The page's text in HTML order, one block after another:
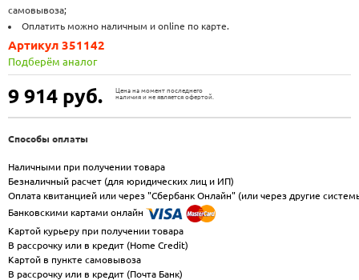
самовывоза;
Оплатить можно наличным и online по карте.
9 914 руб.
Цена на момент последнего
наличия и не является офертой.
Артикул 351142
Подберём аналог
Способы оплаты
Наличными при получении товара
Безналичный расчет (для юридических лиц и ИП)
Оплата квитанцией или через "Сбербанк Онлайн" (или через другие
Банковскими картами онлайн
Картой курьеру при получении товара
В рассрочку или в кредит (Home Credit)
Картой в пункте самовывоза
В рассрочку или в кредит (Почта Банк)